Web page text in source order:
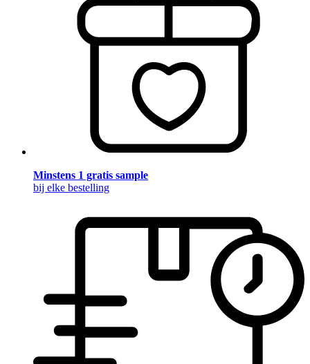
Minstens 1 gratis sample
bij elke bestelling